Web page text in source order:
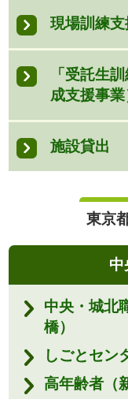
現場訓練
「受託生
成支援事業
施設貸出
東京
中
中央・城北
橋）
しごとセン
高年齢者（